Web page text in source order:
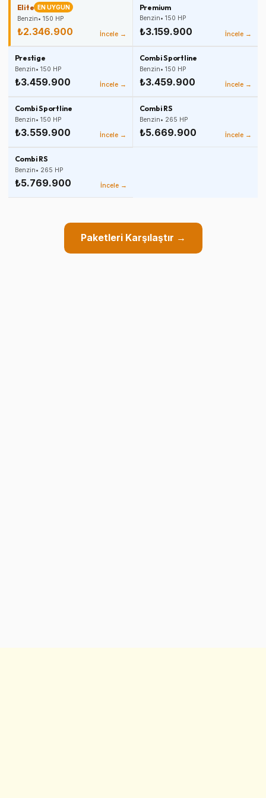
Elite EN UYGUN
Benzin• 150 HP
₺2.346.900 İncele →
Premium
Benzin• 150 HP
₺3.159.900 İncele →
Prestige
Benzin• 150 HP
₺3.459.900 İncele →
Combi Sportline
Benzin• 150 HP
₺3.459.900 İncele →
Combi Sportline
Benzin• 150 HP
₺3.559.900 İncele →
Combi RS
Benzin• 265 HP
₺5.669.900 İncele →
Combi RS
Benzin• 265 HP
₺5.769.900 İncele →
Paketleri Karşılaştır →